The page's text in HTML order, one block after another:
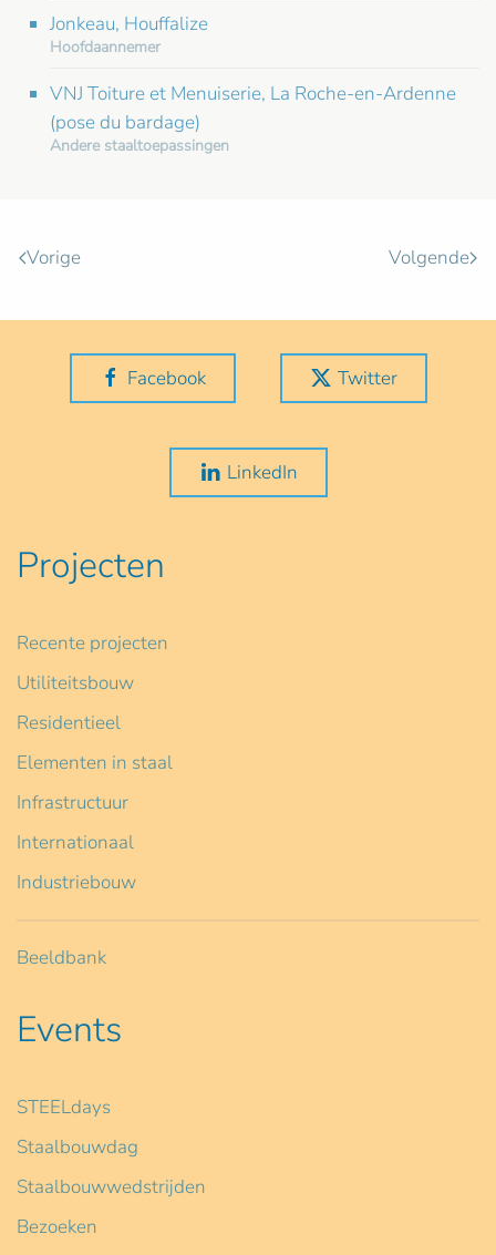
Jonkeau, Houffalize
Hoofdaannemer
VNJ Toiture et Menuiserie, La Roche-en-Ardenne
(pose du bardage)
Andere staaltoepassingen
Vorige Volgende
Facebook Twitter
LinkedIn
Projecten
Recente projecten
Utiliteitsbouw
Residentieel
Elementen in staal
Infrastructuur
Internationaal
Industriebouw
Beeldbank
Events
STEELdays
Staalbouwdag
Staalbouwwedstrijden
Bezoeken